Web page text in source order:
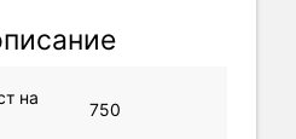
на
750